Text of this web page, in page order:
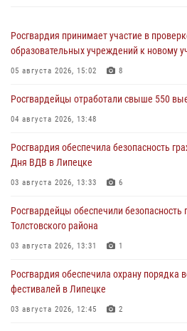
Росгвардия принимает участие в
образовательных учреждений к новому
05 августа 2026, 15:02 8
Росгвардейцы отработали свыше 550
04 августа 2026, 13:48
Росгвардия обеспечила безопасность
Дня ВДВ в Липецке
03 августа 2026, 13:33 6
Росгвардейцы обеспечили
Толстовского района
03 августа 2026, 13:31 1
Росгвардия обеспечила охрану порядка
фестивалей в Липецке
03 августа 2026, 12:45 2